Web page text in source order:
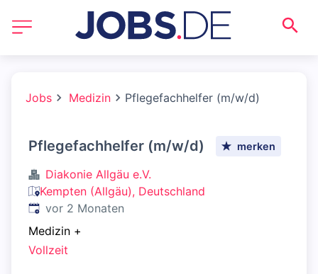
Jobs Medizin Pflegefachhelfer (m/w/d)
Pflegefachhelfer (m/w/d) merken
Diakonie Allgäu e.V.
Kempten (Allgäu), Deutschland
Veröffentlicht:
vor 2 Monaten
Medizin +
Vollzeit